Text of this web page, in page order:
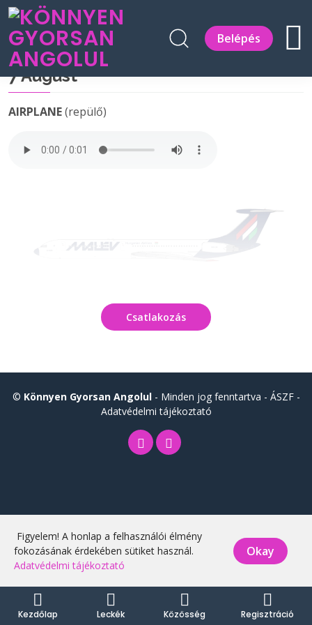
Belépés
7 August
AIRPLANE(repülő)
Csatlakozás
© Könnyen Gyorsan Angolul- Minden jog fenntartva - ÁSZF-
Adatvédelmi tájékoztató
Figyelem! A honlap a felhasználói élmény
fokozásának érdekében sütiket használ.
Adatvédelmi tájékoztató
Okay
Kezdőlap Leckék Közösség Regisztráció